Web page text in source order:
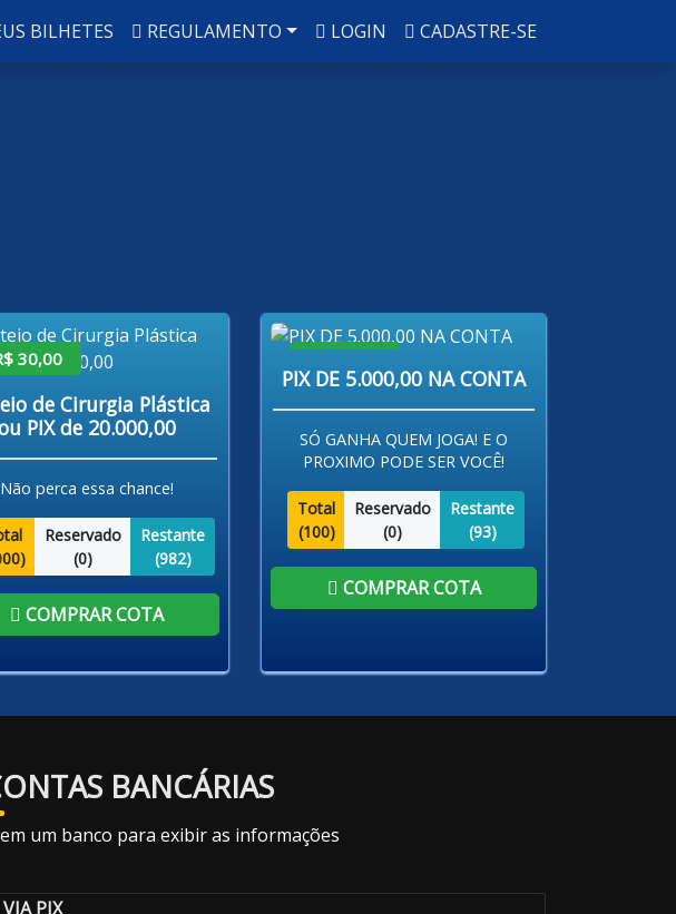
BILHETES REGULAMENTO LOGIN CADASTRE-SE
30,00
de Cirurgia Plástica
PIX de 20.000,00
Não perca essa chance!
)
Reservado
(0)
Restante
(982)
COMPRAR COTA
PIX DE 5.000,00 NA CONTA
SÓ GANHA QUEM JOGA! E O
PROXIMO PODE SER VOCÊ!
Total
(100)
Reservado
(0)
Restante
(93)
COMPRAR COTA
BANCÁRIAS
um banco para exibir as informações
VIA PIX